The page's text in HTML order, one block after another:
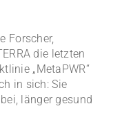
Forscher,
die letzten
„MetaPWR“
in sich: Sie
länger gesund